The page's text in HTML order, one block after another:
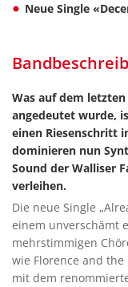
Neue Single
Was auf dem
angedeutet wurde,
einen Riesenschritt
dominieren nun
Sound der Walliser
verleihen.
Die neue Single
einem unverschämt
mehrstimmigen
wie Florence and
mit dem